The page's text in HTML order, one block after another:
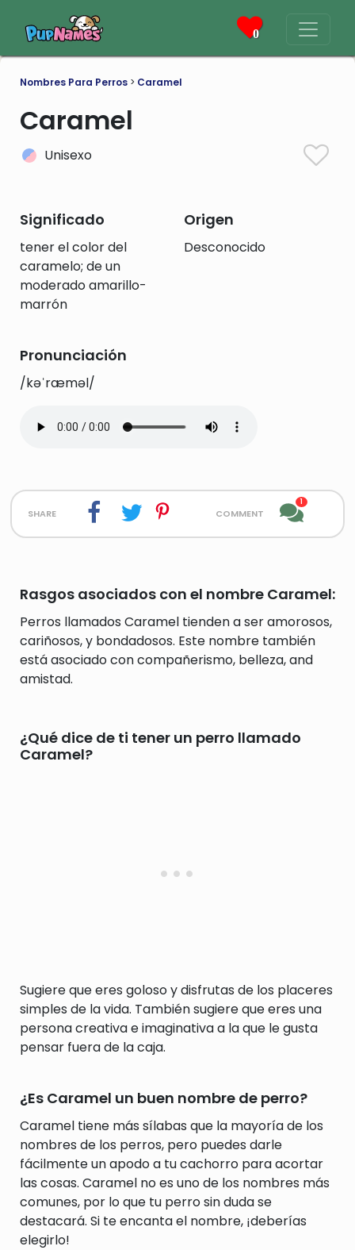
0
Nombres Para Perros > Caramel
Caramel
Unisexo
Significado
tener el color del
caramelo; de un
moderado amarillo-
marrón
Origen
Desconocido
Pronunciación
/kəˈræməl/
share comment
1
Rasgos asociados con el nombre Caramel:
Perros llamados Caramel tienden a ser amorosos,
cariñosos, y bondadosos. Este nombre también
está asociado con compañerismo, belleza, and
amistad.
¿Qué dice de ti tener un perro llamado
Caramel?
Sugiere que eres goloso y disfrutas de los placeres
simples de la vida. También sugiere que eres una
persona creativa e imaginativa a la que le gusta
pensar fuera de la caja.
¿Es Caramel un buen nombre de perro?
Caramel tiene más sílabas que la mayoría de los
nombres de los perros, pero puedes darle
fácilmente un apodo a tu cachorro para acortar
las cosas. Caramel no es uno de los nombres más
comunes, por lo que tu perro sin duda se
destacará. Si te encanta el nombre, ¡deberías
elegirlo!